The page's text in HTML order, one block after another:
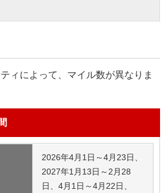
ィによって、マイル数が異なりま
2026年4月1日～4月23日、
2027年1月13日～2月28
日、4月1日～4月22日、